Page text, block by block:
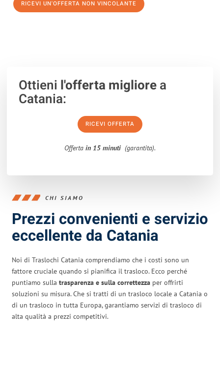
RICEVI UN'OFFERTA NON VINCOLANTE
Ottieni l'offerta migliorea
Catania:
RICEVI OFFERTA
Offerta in 15 minuti (garantita).
CHI SIAMO
Prezzi convenienti e servizio
eccellente da Catania
Noi di Traslochi Catania comprendiamo che i costi sono un
fattore cruciale quando si pianifica il trasloco. Ecco perché
puntiamo sulla trasparenza e sulla correttezza per offrirti
soluzioni su misura. Che si tratti di un trasloco locale a Catania o
di un trasloco in tutta Europa, garantiamo servizi di trasloco di
alta qualità a prezzi competitivi.